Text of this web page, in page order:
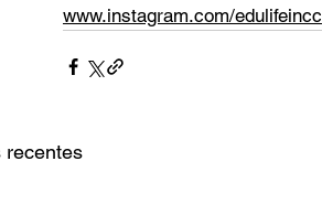
www.instagram.com/edulifeincc
recentes